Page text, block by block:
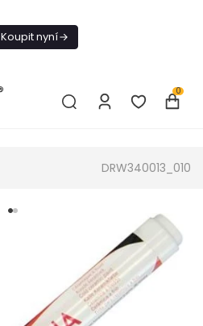
Koupit nyní
0
DRW340013_010